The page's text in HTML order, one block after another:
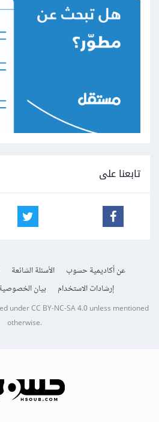
تابعنا على
عن أكاديمية حسوب الأسئلة الشائعة
إرشادات الاستخدام
بيان الخصوصية
underCC BY-NC-SA 4.0unless mentioned
otherwise.